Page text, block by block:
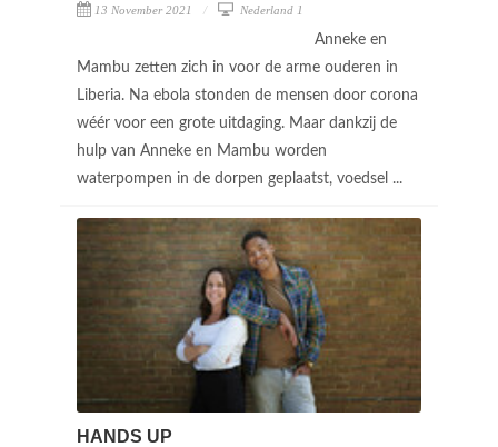
13 November 2021 Nederland 1
Anneke en
Mambu zetten zich in voor de arme ouderen in
Liberia. Na ebola stonden de mensen door corona
wéér voor een grote uitdaging. Maar dankzij de
hulp van Anneke en Mambu worden
waterpompen in de dorpen geplaatst, voedsel ...
HANDS UP